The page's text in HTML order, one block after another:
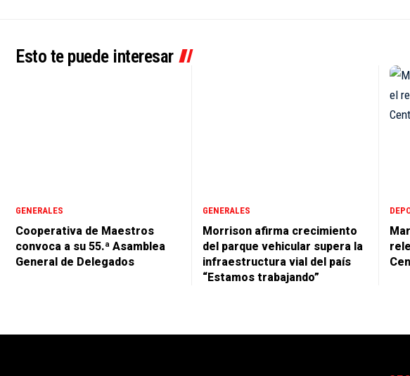
Esto te puede interesar
GENERALES
Cooperativa de Maestros
convoca a su 55.ª Asamblea
General de Delegados
GENERALES
Morrison afirma crecimiento
del parque vehicular supera la
infraestructura vial del país
“Estamos trabajando”